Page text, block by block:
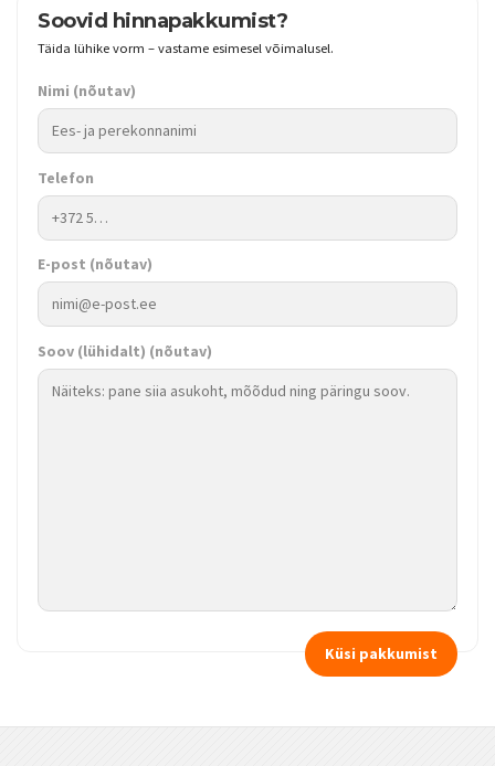
Soovid hinnapakkumist?
Täida lühike vorm – vastame esimesel võimalusel.
Nimi (nõutav)
Telefon
E-post (nõutav)
Soov (lühidalt) (nõutav)